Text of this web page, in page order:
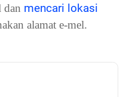
dan mencari lokasi
alamat e-mel.